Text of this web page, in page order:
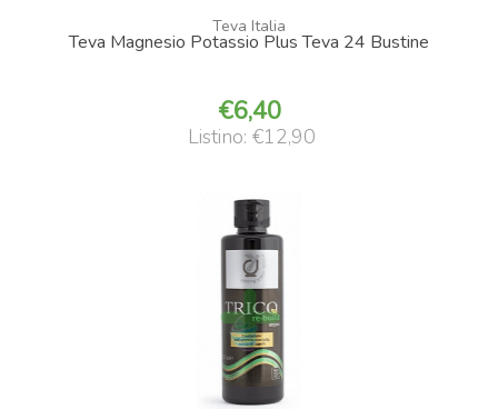
Teva Italia
Teva Magnesio Potassio Plus Teva 24 Bustine
6,40
Listino: €12,90